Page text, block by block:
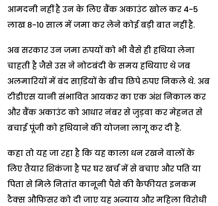
आमदनी नहीं है उन के लिए बैंक अकाउंट खोल कर 4-5
लाख 8-10 साल में जमा कर लेने कोई बड़ी बात नहीं है.
अब सरकार उन जमा रुपयों को भी वैसे ही हथिया लेना
चाहती है जैसे उस ने नोटबंदी के समय हथियाए थे जब
अलमारियों में बंद साडि़यों के बीच छिपे रुपए निकले थे. अब
टीडीएस यानी संभावित आयकर का एक अंश निकाल कर
और बैंक अकाउंट को आधार नंबर से जुड़वा कर मेहनत से
बचाई पूंजी को हथियाने की योजना लागू कर दी है.
कहा तो यह जा रहा है कि यह काला धन रखने वालों के
लिए तैयार शिकंजा है पर घर खर्च में से बचाए और पति या
पिता से मिले नितांत कानूनी पैसे की कैफीयत इनकम
टैक्स औफिसर को दी जाए यह अन्याय और महिला विरोधी